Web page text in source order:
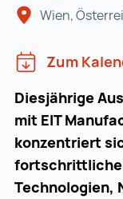
Wien,
Zum
Diesjährige
mit EIT
konzentriert
fortschrittliche
Technologien,